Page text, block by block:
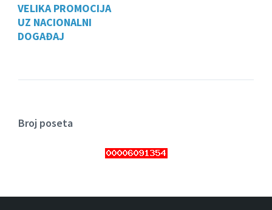
VELIKA PROMOCIJA
UZ NACIONALNI
DOGAĐAJ
Broj poseta